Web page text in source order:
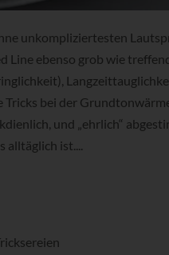
unkompliziertesten
Line ebenso grob wie
bei der
und „ehrlich“
alltäglich ist....